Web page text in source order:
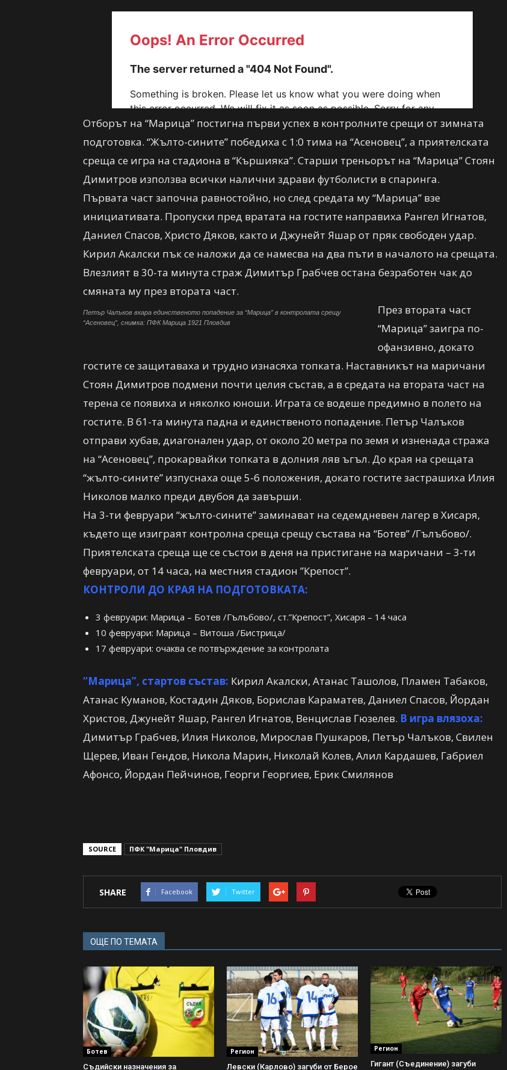
Отборът на “Марица” постигна първи успех в контролните срещи от зимната
подготовка. “Жълто-сините” победиха с 1:0 тима на “Асеновец”, а приятелската
среща се игра на стадиона в “Кършияка”. Старши треньорът на “Марица” Стоян
Димитров използва всички налични здрави футболисти в спаринга.
Първата част започна равностойно, но след средата му “Марица” взе
инициативата. Пропуски пред вратата на гостите направиха Рангел Игнатов,
Даниел Спасов, Христо Дяков, както и Джунейт Яшар от пряк свободен удар.
Кирил Акалски пък се наложи да се намесва на два пъти в началото на срещата.
Влезлият в 30-та минута страж Димитър Грабчев остана безработен чак до
смяната му през втората част.
Петър Чалъков вкара единственото попадение за “Марица” в контролата срещу
“Асеновец”, снимка: ПФК Марица 1921 Пловдив
През втората част
“Марица” заигра по-
офанзивно, докато
гостите се защитаваха и трудно изнасяха топката. Наставникът на маричани
Стоян Димитров подмени почти целия състав, а в средата на втората част на
терена се появиха и няколко юноши. Играта се водеше предимно в полето на
гостите. В 61-та минута падна и единственото попадение. Петър Чалъков
отправи хубав, диагонален удар, от около 20 метра по земя и изненада стража
на “Асеновец”, прокарвайки топката в долния ляв ъгъл. До края на срещата
“жълто-сините” изпуснаха още 5-6 положения, докато гостите застрашиха Илия
Николов малко преди двубоя да завърши.
На 3-ти февруари “жълто-сините” заминават на седемдневен лагер в Хисаря,
където ще изиграят контролна среща срещу състава на “Ботев” /Гълъбово/.
Приятелската среща ще се състои в деня на пристигане на маричани – 3-ти
февруари, от 14 часа, на местния стадион ”Крепост”.
КОНТРОЛИ ДО КРАЯ НА ПОДГОТОВКАТА:
3 февруари: Марица – Ботев /Гълъбово/, ст.”Крепост”, Хисаря – 14 часа
10 февруари: Марица – Витоша /Бистрица/
17 февруари: очаква се потвърждение за контролата
“Марица”, стартов състав: Кирил Акалски, Атанас Ташолов, Пламен Табаков,
Атанас Куманов, Костадин Дяков, Борислав Караматев, Даниел Спасов, Йордан
Христов, Джунейт Яшар, Рангел Игнатов, Венцислав Гюзелев. В игра влязоха:
Димитър Грабчев, Илия Николов, Мирослав Пушкаров, Петър Чалъков, Свилен
Щерев, Иван Гендов, Никола Марин, Николай Колев, Алил Кардашев, Габриел
Афонсо, Йордан Пейчинов, Георги Георгиев, Ерик Смилянов
SOURCE ПФК "Марица" Пловдив
SHARE Facebook Twitter
ОЩЕ ПО ТЕМАТА
Ботев
Съдийски назначения за
Регион
Левски (Карлово) загуби от Берое
Регион
Гигант (Съединение) загуби